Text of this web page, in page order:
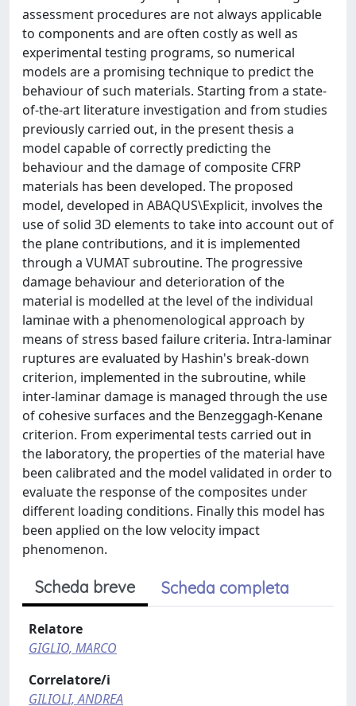
assessment procedures are not always applicable
to components and are often costly as well as
experimental testing programs, so numerical
models are a promising technique to predict the
behaviour of such materials. Starting from a state-
of-the-art literature investigation and from studies
previously carried out, in the present thesis a
model capable of correctly predicting the
behaviour and the damage of composite CFRP
materials has been developed. The proposed
model, developed in ABAQUS\Explicit, involves the
use of solid 3D elements to take into account out of
the plane contributions, and it is implemented
through a VUMAT subroutine. The progressive
damage behaviour and deterioration of the
material is modelled at the level of the individual
laminae with a phenomenological approach by
means of stress based failure criteria. Intra-laminar
ruptures are evaluated by Hashin's break-down
criterion, implemented in the subroutine, while
inter-laminar damage is managed through the use
of cohesive surfaces and the Benzeggagh-Kenane
criterion. From experimental tests carried out in
the laboratory, the properties of the material have
been calibrated and the model validated in order to
evaluate the response of the composites under
different loading conditions. Finally this model has
been applied on the low velocity impact
phenomenon.
Scheda breve Scheda completa
Relatore
GIGLIO, MARCO
Correlatore/i
GILIOLI, ANDREA